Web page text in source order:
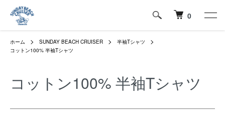
0
ホーム SUNDAY BEACH CRUISER
半袖Tシャツ
コットン100% 半袖Tシャツ
コットン100% 半袖Tシャツ